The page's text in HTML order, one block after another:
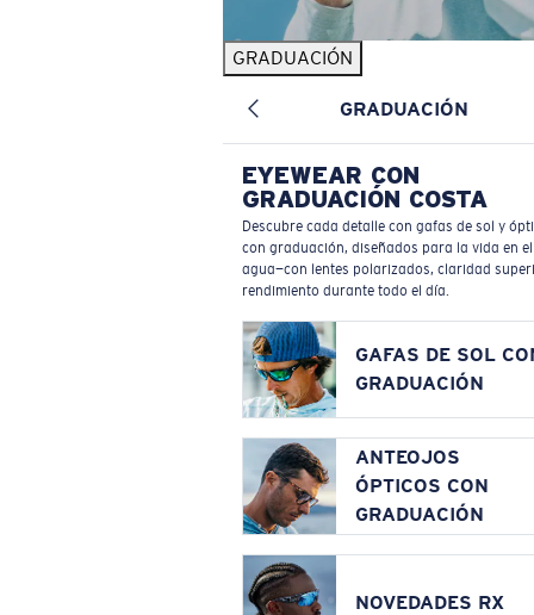
GRADUACIÓN
GRADUACIÓN
EYEWEAR CON
GRADUACIÓN COSTA
Descubre cada detalle con gafas de sol y
con graduación, diseñados para la vida en el
agua—con lentes polarizados, claridad
rendimiento durante todo el día.
GAFAS DE SOL
GRADUACIÓN
ANTEOJOS
ÓPTICOS CON
GRADUACIÓN
NOVEDADES RX